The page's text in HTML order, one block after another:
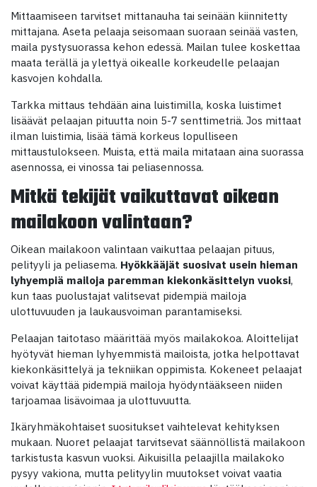
Mittaamiseen tarvitset mittanauha tai seinään kiinnitetty
mittajana. Aseta pelaaja seisomaan suoraan seinää vasten,
maila pystysuorassa kehon edessä. Mailan tulee koskettaa
maata terällä ja ylettyä oikealle korkeudelle pelaajan
kasvojen kohdalla.
Tarkka mittaus tehdään aina luistimilla, koska luistimet
lisäävät pelaajan pituutta noin 5-7 senttimetriä. Jos mittaat
ilman luistimia, lisää tämä korkeus lopulliseen
mittaustulokseen. Muista, että maila mitataan aina suorassa
asennossa, ei vinossa tai peliasennossa.
Mitkä tekijät vaikuttavat oikean
mailakoon valintaan?
Oikean mailakoon valintaan vaikuttaa pelaajan pituus,
pelityyli ja peliasema. Hyökkääjät suosivat usein hieman
lyhyempiä mailoja paremman kiekonkäsittelyn vuoksi,
kun taas puolustajat valitsevat pidempiä mailoja
ulottuvuuden ja laukausvoiman parantamiseksi.
Pelaajan taitotaso määrittää myös mailakokoa. Aloittelijat
hyötyvät hieman lyhyemmistä mailoista, jotka helpottavat
kiekonkäsittelyä ja tekniikan oppimista. Kokeneet pelaajat
voivat käyttää pidempiä mailoja hyödyntääkseen niiden
tarjoamaa lisävoimaa ja ulottuvuutta.
Ikäryhmäkohtaiset suositukset vaihtelevat kehityksen
mukaan. Nuoret pelaajat tarvitsevat säännöllistä mailakoon
tarkistusta kasvun vuoksi. Aikuisilla pelaajilla mailakoko
pysyy vakiona, mutta pelityylin muutokset voivat vaatia